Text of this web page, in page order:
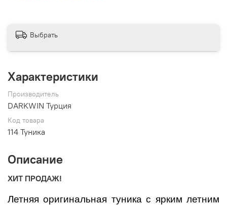
Выбрать
Характеристики
Производитель
DARKWIN Турция
Код товара
114 Туника
Описание
ХИТ ПРОДАЖ!
Летняя оригинальная туника с ярким летним